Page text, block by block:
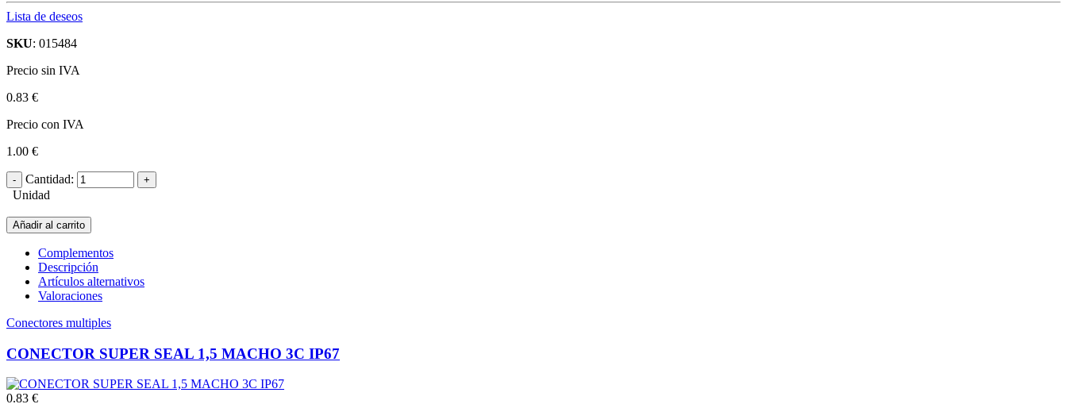
Lista de deseos
SKU: 015484
Precio sin IVA
0.83 €
Precio con IVA
1.00 €
Cantidad:
Unidad
Añadir al carrito
Complementos
Descripción
Artículos alternativos
Valoraciones
Conectores multiples
CONECTOR SUPER SEAL 1,5 MACHO 3C IP67
0.83 €